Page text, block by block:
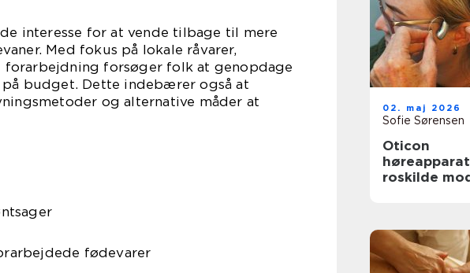
interesse for at vende tilbage til mere
Med fokus på lokale råvarer,
forarbejdning forsøger folk at genopdage
budget. Dette indebærer også at
og alternative måder at
fødevarer
02. maj 2026
Sofie Sørensen
Oticon
høreapparat
roskilde moderne